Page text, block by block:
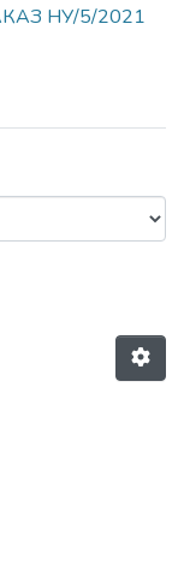
НУ/5/2021
та